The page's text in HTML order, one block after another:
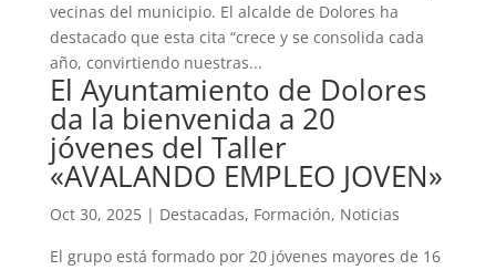
vecinas del municipio. El alcalde de Dolores ha
destacado que esta cita “crece y se consolida cada
año, convirtiendo nuestras...
El Ayuntamiento de Dolores
da la bienvenida a 20
jóvenes del Taller
«AVALANDO EMPLEO JOVEN»
Oct 30, 2025| Destacadas, Formación, Noticias
El grupo está formado por 20 jóvenes mayores de 16